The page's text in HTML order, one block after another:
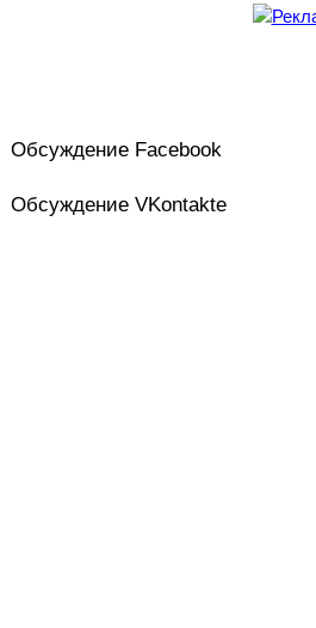
Обсуждение Facebook
Обсуждение VKontakte